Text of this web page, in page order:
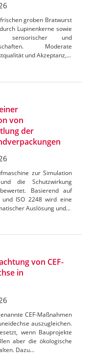
groben Bratwurst
Lupinenkerne sowie
sensorischer und
Moderate
und Akzeptanz,…
von
der
zur Simulation
die Schutzwirkung
Basierend auf
ISO 2248 wird eine
Auslösung und…
von CEF-
in
CEF-Maßnahmen
auszugleichen.
wenn Bauprojekte
aber die ökologische
Dazu…